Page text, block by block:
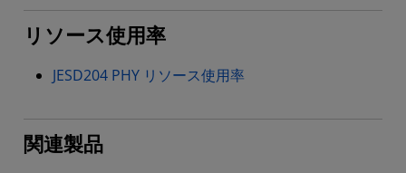
リソース使用率
JESD204 PHY リソース使用率
関連製品